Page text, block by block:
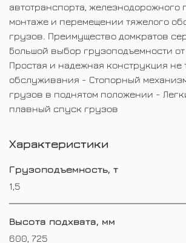
автотранспорта, железнодорожного
монтаже и перемещении тяжелого
грузов. Преимущество домкратов
Большой выбор грузоподъемности от
Простая и надежная конструкция не
обслуживания - Стопорный
грузов в поднятом положении -
плавный спуск грузов
Характеристики
Грузоподъемность, т
1,5
Высота подхвата, мм
600, 725